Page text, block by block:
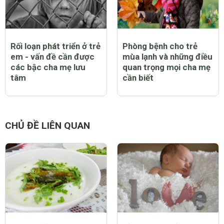
Rối loạn phát triển ở trẻ
em - vấn đề cần được
các bậc cha mẹ lưu
tâm
Phòng bệnh cho trẻ
mùa lạnh và những điều
quan trọng mọi cha mẹ
cần biết
CHỦ ĐỀ LIÊN QUAN